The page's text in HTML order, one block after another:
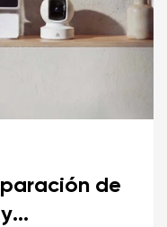
de